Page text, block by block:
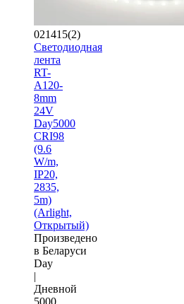
021415(2)
Светодиодная
лента
RT-
A120-
8mm
24V
Day5000
CRI98
(9.6
W/m,
IP20,
2835,
5m)
(Arlight,
Открытый)
Произведено
в Беларуси
Day
|
Дневной
5000